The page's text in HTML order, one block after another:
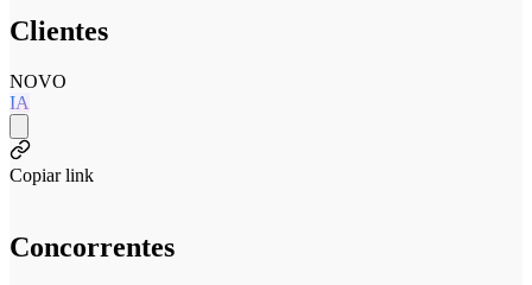
Clientes
NOVO
IA
Copiar link
Concorrentes